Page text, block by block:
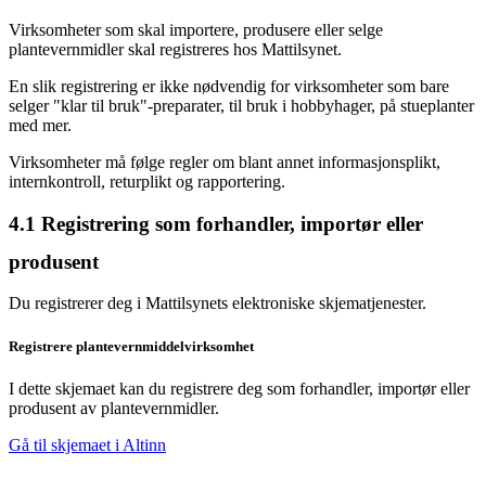
Virksomheter som skal importere, produsere eller selge
plantevernmidler skal registreres hos Mattilsynet.
En slik registrering er ikke nødvendig for virksomheter som bare
selger "klar til bruk"-preparater, til bruk i hobbyhager, på stueplanter
med mer.
Virksomheter må følge regler om blant annet informasjonsplikt,
internkontroll, returplikt og rapportering.
4.1 Registrering som forhandler, importør eller
produsent
Du registrerer deg i Mattilsynets elektroniske skjematjenester.
Registrere plantevernmiddelvirksomhet
I dette skjemaet kan du registrere deg som forhandler, importør eller
produsent av plantevernmidler.
Gå til skjemaet i Altinn